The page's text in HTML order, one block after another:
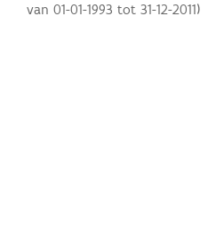
van 01-01-1993 tot 31-12-2011)